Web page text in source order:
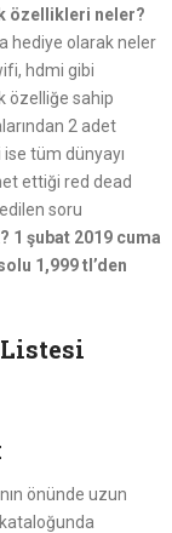
özellikleri neler?
hediye olarak neler
hdmi gibi
özelliğe sahip
2 adet
tüm dünyayı
ettiği red dead
soru
1 şubat 2019 cuma
1,999 tl’den
önünde uzun